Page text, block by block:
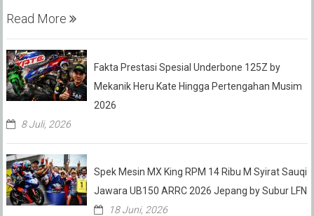
Read More
Fakta Prestasi Spesial Underbone 125Z by
Mekanik Heru Kate Hingga Pertengahan Musim
2026
8 Juli, 2026
Spek Mesin MX King RPM 14 Ribu M Syirat Sauqi
Jawara UB150 ARRC 2026 Jepang by Subur LFN
18 Juni, 2026